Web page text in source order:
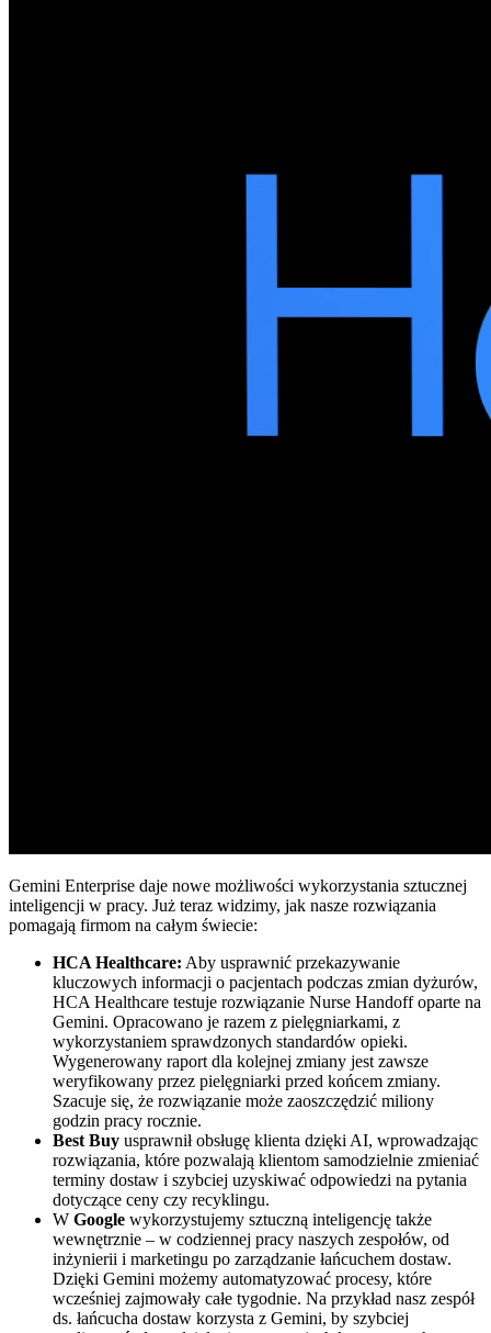
Gemini Enterprise daje nowe możliwości wykorzystania sztucznej
inteligencji w pracy. Już teraz widzimy, jak nasze rozwiązania
pomagają firmom na całym świecie:
HCA Healthcare: Aby usprawnić przekazywanie
kluczowych informacji o pacjentach podczas zmian dyżurów,
HCA Healthcare testuje rozwiązanie Nurse Handoff oparte na
Gemini. Opracowano je razem z pielęgniarkami, z
wykorzystaniem sprawdzonych standardów opieki.
Wygenerowany raport dla kolejnej zmiany jest zawsze
weryfikowany przez pielęgniarki przed końcem zmiany.
Szacuje się, że rozwiązanie może zaoszczędzić miliony
godzin pracy rocznie.
Best Buy usprawnił obsługę klienta dzięki AI, wprowadzając
rozwiązania, które pozwalają klientom samodzielnie zmieniać
terminy dostaw i szybciej uzyskiwać odpowiedzi na pytania
dotyczące ceny czy recyklingu.
W Google wykorzystujemy sztuczną inteligencję także
wewnętrznie – w codziennej pracy naszych zespołów, od
inżynierii i marketingu po zarządzanie łańcuchem dostaw.
Dzięki Gemini możemy automatyzować procesy, które
wcześniej zajmowały całe tygodnie. Na przykład nasz zespół
ds. łańcucha dostaw korzysta z Gemini, by szybciej